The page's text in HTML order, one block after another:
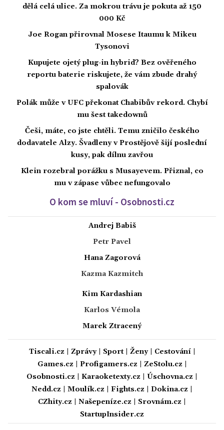
dělá celá ulice. Za mokrou trávu je pokuta až 150
000 Kč
Joe Rogan přirovnal Mosese Itaumu k Mikeu
Tysonovi
Kupujete ojetý plug-in hybrid? Bez ověřeného
reportu baterie riskujete, že vám zbude drahý
spalovák
Polák může v UFC překonat Chabibův rekord. Chybí
mu šest takedownů
Češi, máte, co jste chtěli. Temu zničilo českého
dodavatele Alzy. Švadleny v Prostějově šijí poslední
kusy, pak dílnu zavřou
Klein rozebral porážku s Musayevem. Přiznal, co
mu v zápase vůbec nefungovalo
O kom se mluví - Osobnosti.cz
Andrej Babiš
Petr Pavel
Hana Zagorová
Kazma Kazmitch
Kim Kardashian
Karlos Vémola
Marek Ztracený
Tiscali.cz Zprávy| Sport| Ženy| Cestování|
Games.cz
Profigamers.cz ZeStolu.cz
Osobnosti.cz
Karaoketexty.cz Úschovna.cz
Nedd.cz
Moulík.cz Fights.cz Dokina.cz
CZhity.cz
Našepeníze.cz Srovnám.cz
StartupInsider.cz